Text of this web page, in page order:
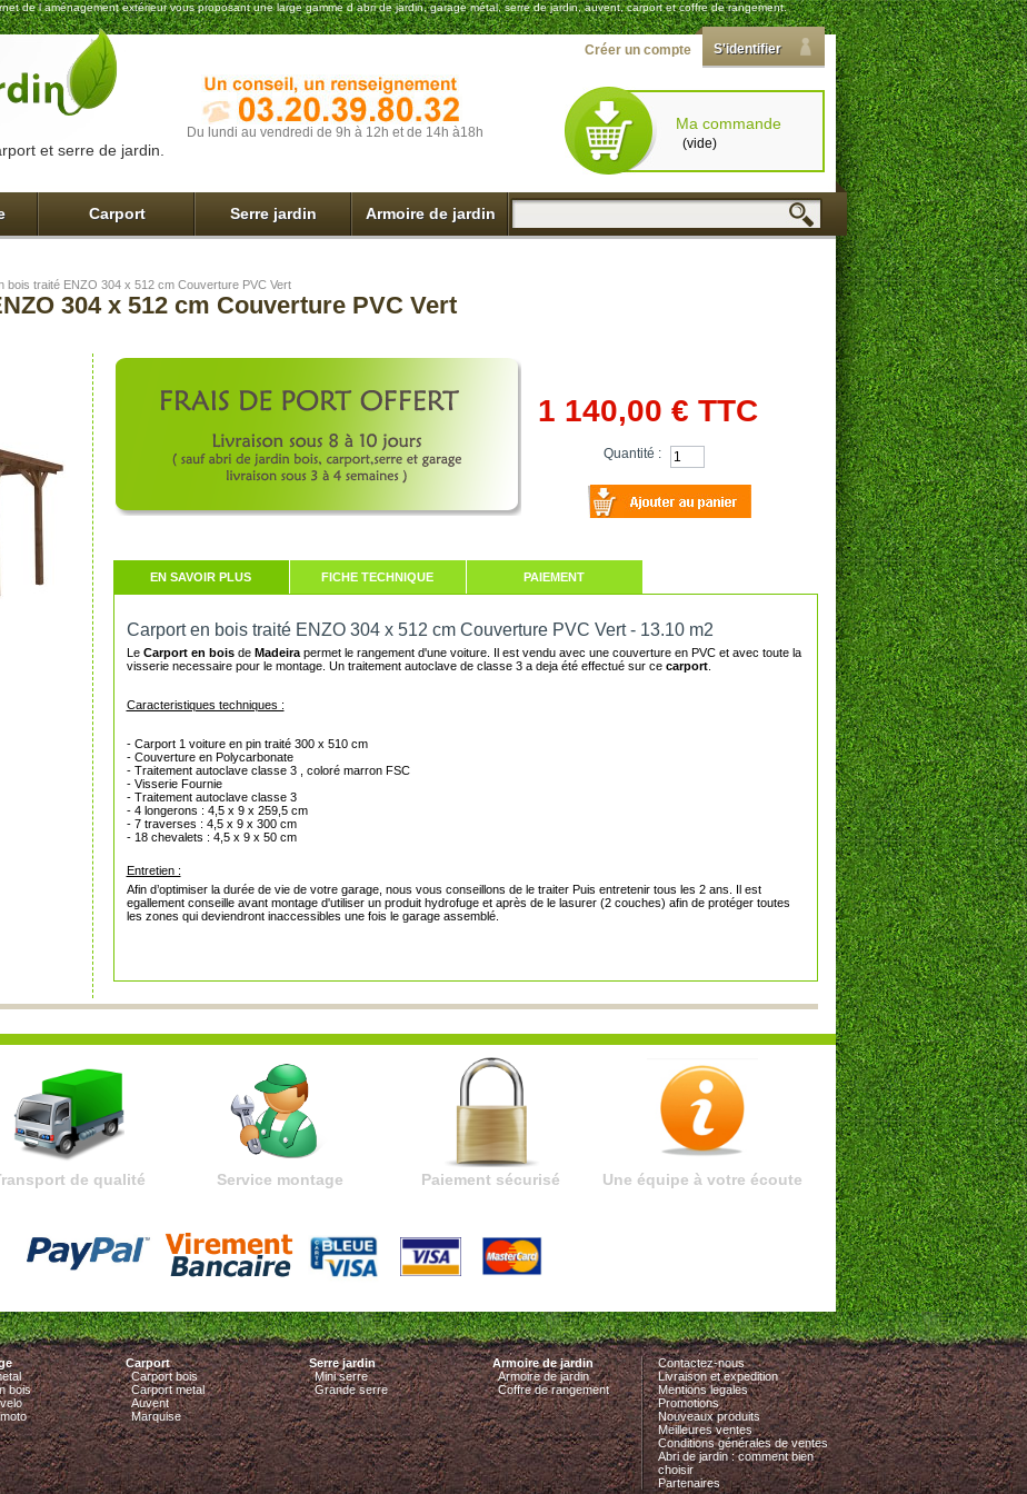
de l aménagement extérieur vous proposant une large gamme d abri de jardin, garage métal, serre de jardin, auvent, carport et coffre de rangement.
Créer un compte S'identifier
Carport Serre jardin Armoire de jardin
Ma commande
(vide)
Du lundi au vendredi de 9h à 12h et de 14h à18h
et serre de jardin.
bois traité ENZO 304 x 512 cm Couverture PVC Vert
304 x 512 cm Couverture PVC Vert
1 140,00 € TTC
Quantité :
EN SAVOIR PLUS FICHE TECHNIQUE PAIEMENT
Carport en bois traité ENZO 304 x 512 cm Couverture PVC Vert - 13.10 m2
Le Carport en bois de Madeirapermet le rangement d'une voiture. Il est vendu avec une couverture en PVC et avec toute la
visserie necessaire pour le montage. Un traitement autoclave de classe 3 a deja été effectué sur ce carport.
Caracteristiques techniques :
- Carport 1 voiture en pin traité 300 x 510 cm
- Couverture en Polycarbonate
- Traitement autoclave classe 3 , coloré marron FSC
- Visserie Fournie
- Traitement autoclave classe 3
- 4 longerons : 4,5 x 9 x 259,5 cm
- 7 traverses : 4,5 x 9 x 300 cm
- 18 chevalets : 4,5 x 9 x 50 cm
Entretien :
Afin d’optimiser la durée de vie de votre garage, nous vous conseillons de le traiter Puis entretenir tous les 2 ans. Il est
egallement conseille avant montage d'utiliser un produit hydrofuge et après de le lasurer (2 couches) afin de protéger toutes
les zones qui deviendront inaccessibles une fois le garage assemblé.
de qualité Service montage Paiement sécurisé Une équipe à votre écoute
Contactez-nous
Livraison et expedition
Mentions legales
Promotions
Nouveaux produits
Meilleures ventes
Conditions générales de ventes
Abri de jardin : comment bien
choisir
Partenaires
bois
Carport
Carport bois
Carport metal
Auvent
Marquise
Serre jardin
Mini serre
Grande serre
Armoire de jardin
Armoire de jardin
Coffre de rangement